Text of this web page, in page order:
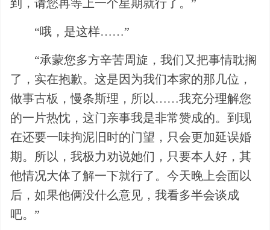
到，请您再等上一个星期就行了。”
“哦，是这样……”
“承蒙您多方辛苦周旋，我们又把事情耽搁
了，实在抱歉。这是因为我们本家的那几位，
做事古板，慢条斯理，所以……我充分理解您
的一片热忱，这门亲事我是非常赞成的。到现
在还要一味拘泥旧时的门望，只会更加延误婚
期。所以，我极力劝说她们，只要本人好，其
他情况大体了解一下就行了。今天晚上会面以
后，如果他俩没什么意见，我看多半会谈成
吧。”